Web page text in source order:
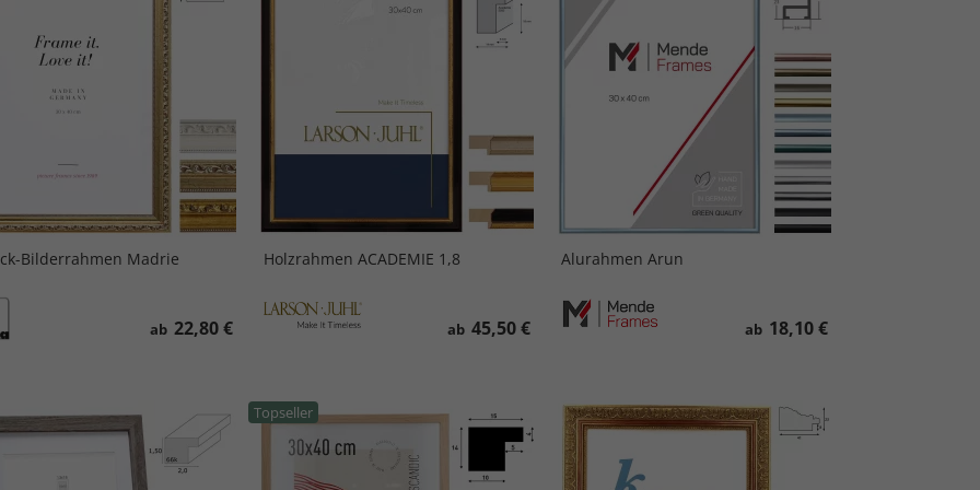
Bilderrahmen Madrie
ab 22,80 €
Holzrahmen ACADEMIE 1,8
ab 45,50 €
Alurahmen Arun
ab 18,10 €
Topseller